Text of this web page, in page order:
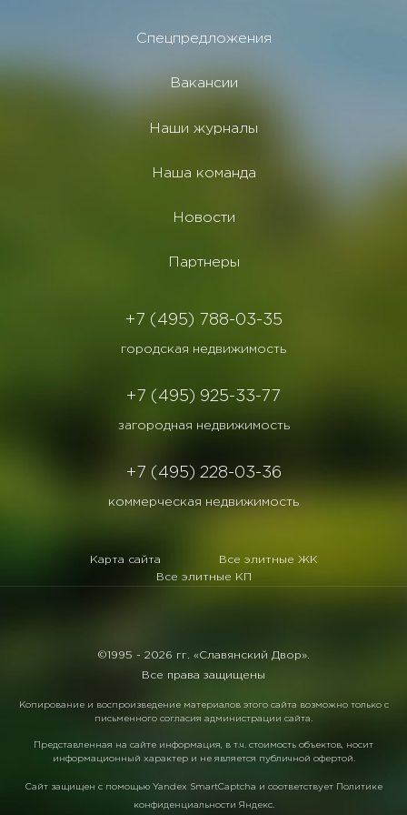
Спецпредложения
Вакансии
Наши журналы
Наша команда
Новости
Партнеры
+7 (495) 788-03-35
городская недвижимость
+7 (495) 925-33-77
загородная недвижимость
+7 (495) 228-03-36
коммерческая недвижимость
Карта сайта
Все элитные ЖК
Все элитные КП
©1995 - 2026 гг. «Славянский Двор».
Все права защищены
Копирование и воспроизведение материалов этого сайта возможно только с
письменного согласия администрации сайта.
Представленная на сайте информация, в т.ч. стоимость объектов, носит
информационный характер и не является публичной офертой.
Сайт защищен с помощью Yandex SmartCaptcha и соответствует Политике
конфиденциальности Яндекс.